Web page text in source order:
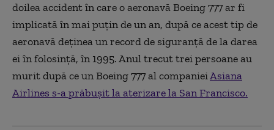
doilea accident în care o aeronavă Boeing 777 ar fi
implicată în mai puțin de un an, după ce acest tip de
aeronavă deținea un record de siguranță de la darea
ei în folosință, în 1995. Anul trecut trei persoane au
murit după ce un Boeing 777 al companieiAsiana
Airlines s-a prăbușit la aterizare la San Francisco.